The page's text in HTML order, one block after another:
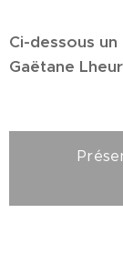
Ci-dessous
Gaëtane